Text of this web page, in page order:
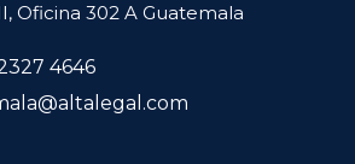
Oficina 302 A Guatemala
4646